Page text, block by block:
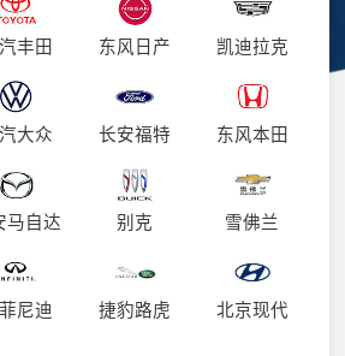
丰田 东风日产 凯迪拉克
汽大众 长安福特 东风本田
马自达 别克 雪佛兰
尼迪 捷豹路虎 北京现代